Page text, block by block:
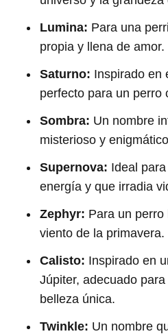
Lumina: Para una
propia y llena de amor.
Saturno: Inspirado en
perfecto para un perro
Sombra: Un nombre
misterioso y
Supernova: Ideal
energía y que irradia
Zephyr: Para un perro
viento de la primavera.
Calisto: Inspirado en
Júpiter, adecuado
belleza única.
Twinkle: Un nombre